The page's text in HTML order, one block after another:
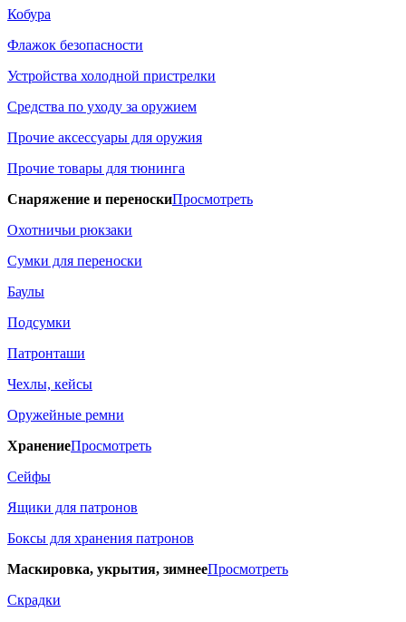
Кобура
Флажок безопасности
Устройства холодной пристрелки
Средства по уходу за оружием
Прочие аксессуары для оружия
Прочие товары для тюнинга
Снаряжение и переноскиПросмотреть
Охотничьи рюкзаки
Сумки для переноски
Баулы
Подсумки
Патронташи
Чехлы, кейсы
Оружейные ремни
ХранениеПросмотреть
Сейфы
Ящики для патронов
Боксы для хранения патронов
Маскировка, укрытия, зимнееПросмотреть
Скрадки